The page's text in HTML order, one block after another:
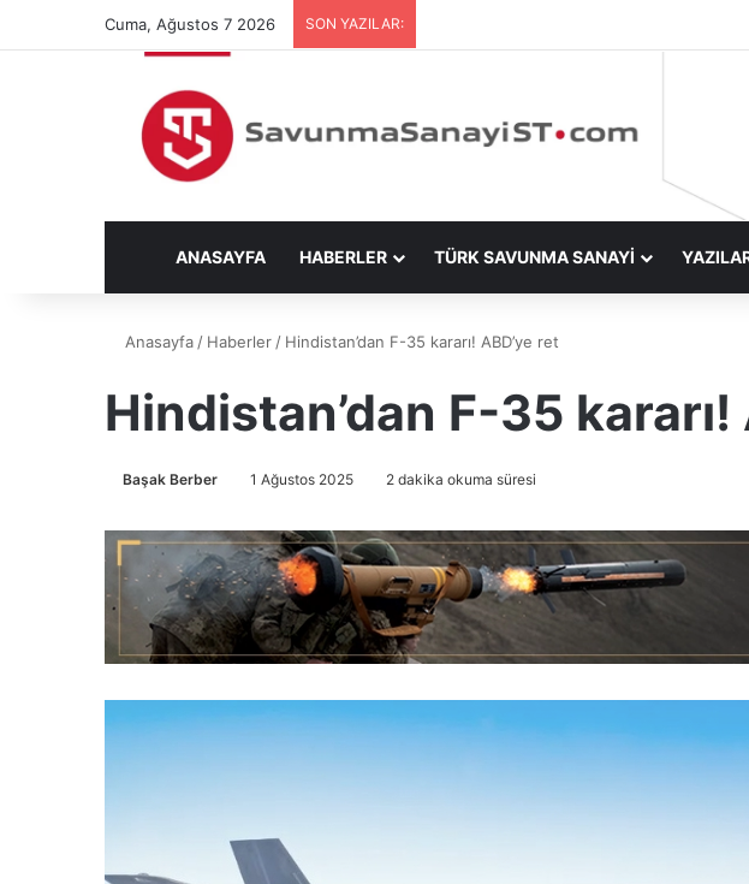
Cuma, Ağustos 7 2026 SON YAZILAR:
ANASAYFA HABERLER TÜRK SAVUNMA SANAYİ
Anasayfa/ Haberler/ Hindistan’dan F-35 kararı! ABD’ye ret
Hindistan’dan F-35 kararı!
Başak Berber 1 Ağustos 2025 2 dakika okuma süresi